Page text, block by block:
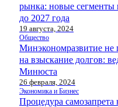
рынка: новые
до 2027 года
19 августа, 2024
Общество
Минэкономразвитие не
на взыскание долгов:
Минюста
26 февраля, 2024
Экономика и Бизнес
Процедура